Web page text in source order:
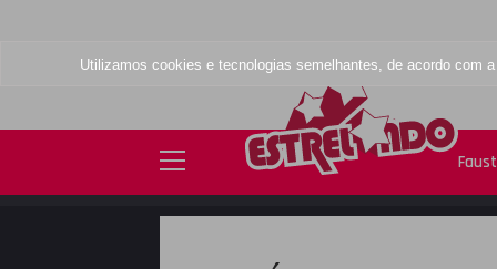
Utilizamos cookies e tecnologias semelhantes, de acordo com